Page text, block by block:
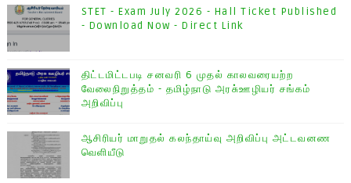
STET - Exam July 2026 - Hall Ticket Published
- Download Now - Direct Link
திட்டமிட்டபடி சனவரி 6 முதல் காலவரையற்ற
வேலைநிறுத்தம் - தமிழ்நாடு அரசு்ஊழியர் சங்கம்
அறிவிப்பு
ஆசிரியர் மாறுதல் கலந்தாய்வு அறிவிப்பு அட்டவனண
வெளியீடு